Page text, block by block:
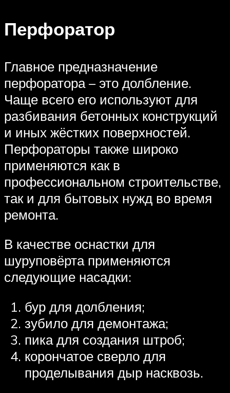
Перфоратор
Главное предназначение
перфоратора – это долбление.
Чаще всего его используют для
разбивания бетонных конструкций
и иных жёстких поверхностей.
Перфораторы также широко
применяются как в
профессиональном строительстве,
так и для бытовых нужд во время
ремонта.
В качестве оснастки для
шуруповёрта применяются
следующие насадки:
бур для долбления;
зубило для демонтажа;
пика для создания штроб;
корончатое сверло для
проделывания дыр насквозь.